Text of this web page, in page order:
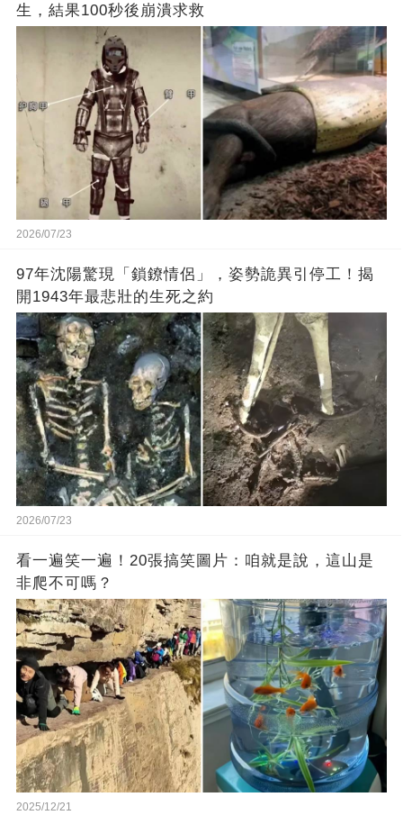
生，結果100秒後崩潰求救
2026/07/23
97年沈陽驚現「鎖鐐情侶」，姿勢詭異引停工！揭
開1943年最悲壯的生死之約
2026/07/23
看一遍笑一遍！20張搞笑圖片：咱就是說，這山是
非爬不可嗎？
2025/12/21